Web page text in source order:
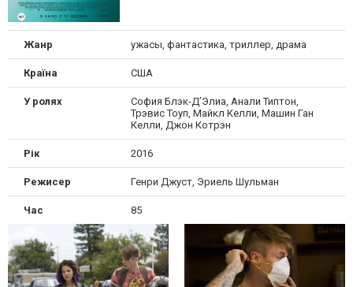
Жанр ужасы, фантастика, триллер, драма
Країна США
У ролях
София Блэк-Д’Элиа, Анали Типтон,
Трэвис Тоуп, Майкл Келли, Машин Ган
Келли, Джон Котрэн
Рік 2016
Режисер Генри Джуст, Эриель Шульман
Час 85